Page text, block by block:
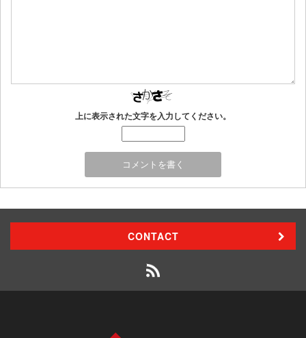
上に表示された文字を入力してください。
CONTACT